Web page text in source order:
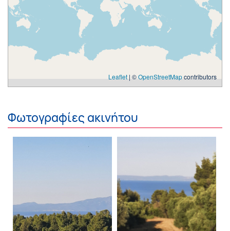
Leaflet | ©OpenStreetMapcontributors
Φωτογραφίες ακινήτου